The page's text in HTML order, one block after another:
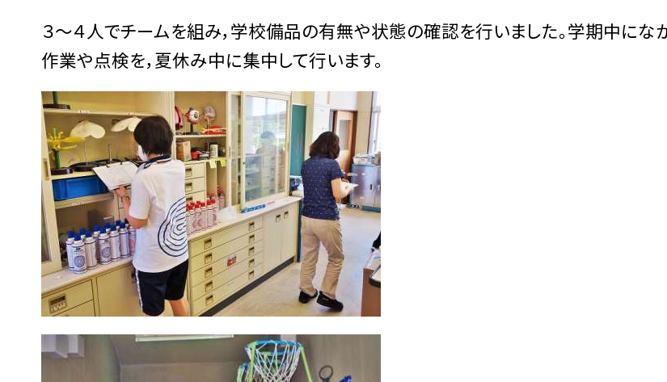
３〜４人でチームを組み，学校備品の有無や状態の確認を行いました。学期中にな
作業や点検を，夏休み中に集中して行います。